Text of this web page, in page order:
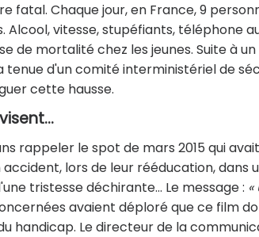
fatal. Chaque jour, en France, 9
Alcool, vitesse, stupéfiants, téléphone
de mortalité chez les jeunes. Suite à
tenue d'un comité interministériel de
cette hausse.
rappeler le spot de mars 2015 qui
lors de leur rééducation, dans
tristesse déchirante… Le message :
avaient déploré que ce film
handicap. Le directeur de la